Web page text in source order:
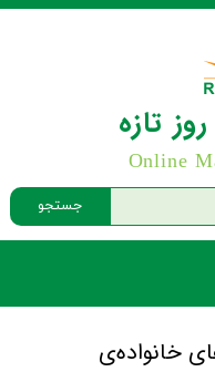
جستجو
تازه
Online
خانواده‌ی